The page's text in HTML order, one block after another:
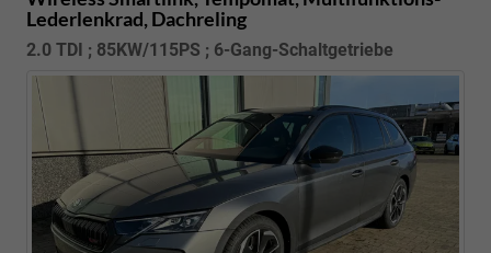
Lederlenkrad, Dachreling
2.0 TDI ; 85KW/115PS ; 6-Gang-Schaltgetriebe